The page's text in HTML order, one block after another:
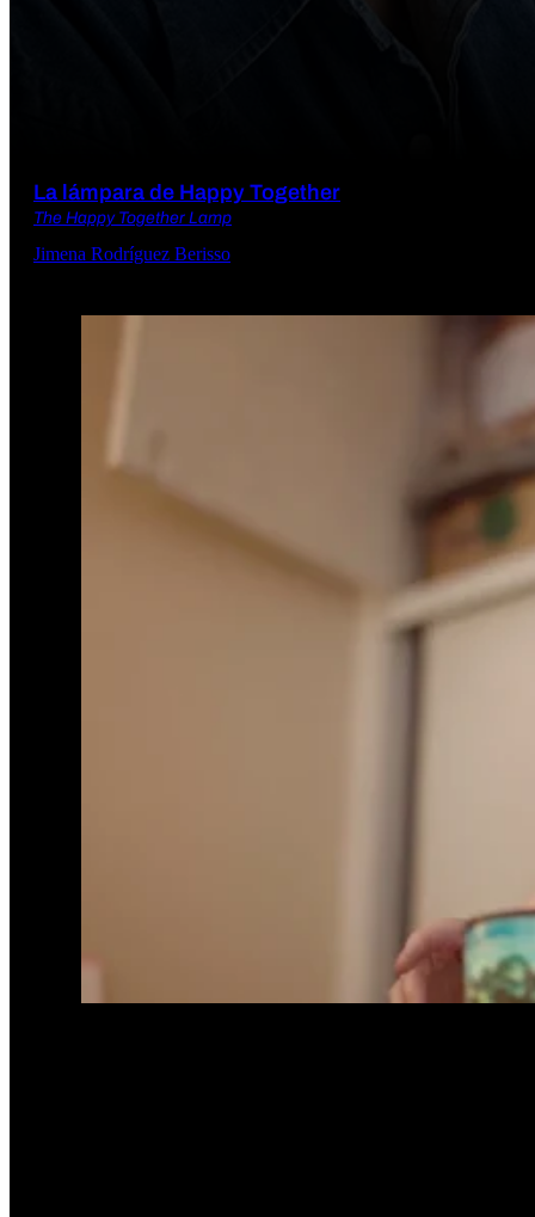
La lámpara de Happy Together
The Happy Together Lamp
Jimena Rodríguez Berisso